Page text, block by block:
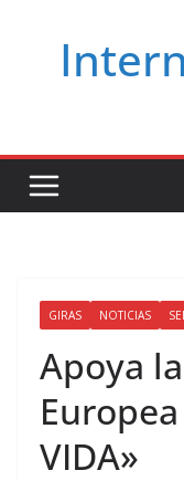
contenido
GIRAS NOTICIAS
Apoya
VIDA»